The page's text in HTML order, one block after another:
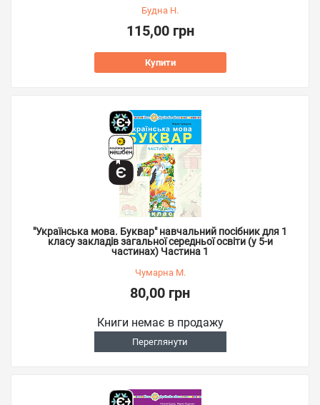
Будна Н.
115,00 грн
Купити
"Українська мова. Буквар" навчальний посібник для 1
класу закладів загальної середньої освіти (у 5-и
частинах) Частина 1
Чумарна М.
80,00 грн
Книги немає в продажу
Переглянути